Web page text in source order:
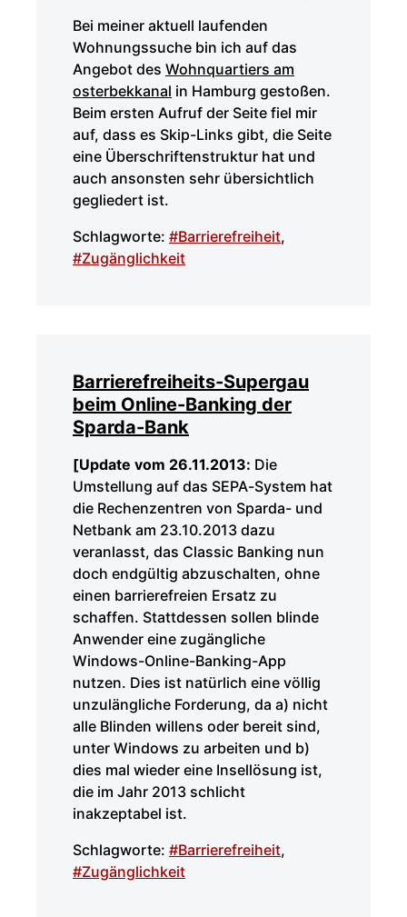
Bei meiner aktuell laufenden
Wohnungssuche bin ich auf das
Angebot des Wohnquartiers am
osterbekkanal in Hamburg gestoßen.
Beim ersten Aufruf der Seite fiel mir
auf, dass es Skip-Links gibt, die Seite
eine Überschriftenstruktur hat und
auch ansonsten sehr übersichtlich
gegliedert ist.
Schlagworte: #Barrierefreiheit,
#Zugänglichkeit
Barrierefreiheits-Supergau
beim Online-Banking der
Sparda-Bank
[Update vom 26.11.2013: Die
Umstellung auf das SEPA-System hat
die Rechenzentren von Sparda- und
Netbank am 23.10.2013 dazu
veranlasst, das Classic Banking nun
doch endgültig abzuschalten, ohne
einen barrierefreien Ersatz zu
schaffen. Stattdessen sollen blinde
Anwender eine zugängliche
Windows-Online-Banking-App
nutzen. Dies ist natürlich eine völlig
unzulängliche Forderung, da a) nicht
alle Blinden willens oder bereit sind,
unter Windows zu arbeiten und b)
dies mal wieder eine Insellösung ist,
die im Jahr 2013 schlicht
inakzeptabel ist.
Schlagworte: #Barrierefreiheit,
#Zugänglichkeit